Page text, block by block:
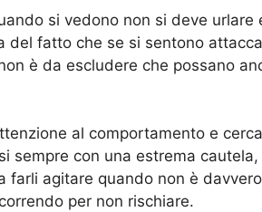
si vedono non si deve urlare
del fatto che se si sentono
è da escludere che possano
al comportamento e
sempre con una estrema
farli agitare quando non è
per non rischiare.